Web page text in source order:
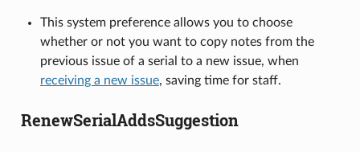
This system preference allows you to choose
whether or not you want to copy notes from the
previous issue of a serial to a new issue, when
receiving a new issue, saving time for staff.
RenewSerialAddsSuggestion